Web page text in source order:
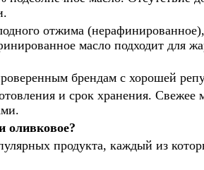
отжима
масло подходит для
брендам с хорошей
и срок хранения. Свежее
оливковое?
продукта, каждый из